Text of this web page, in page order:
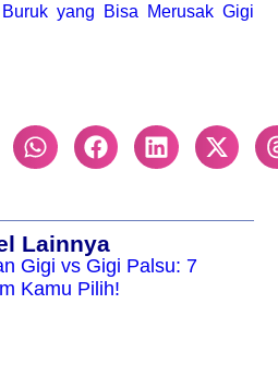
yang Bisa Merusak Gigi
Lainnya